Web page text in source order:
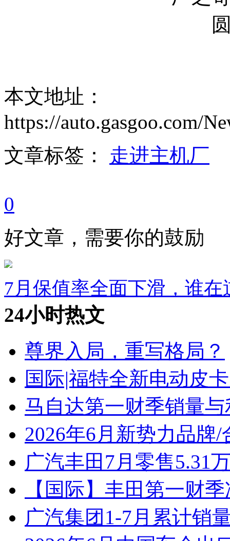
本文地址：
https://auto.gasgoo.com/
文章标签： 走进主机厂
0
好文章，需要你的鼓励
7月保值率全面下滑，谁在
24小时热文
尊界入局，重写格局？
国际|福特全新电动皮
马自达第一财季销量
2026年6月新势力品牌
广汽丰田7月零售5.31
【国际】丰田第一财
广汽集团1-7月累计销